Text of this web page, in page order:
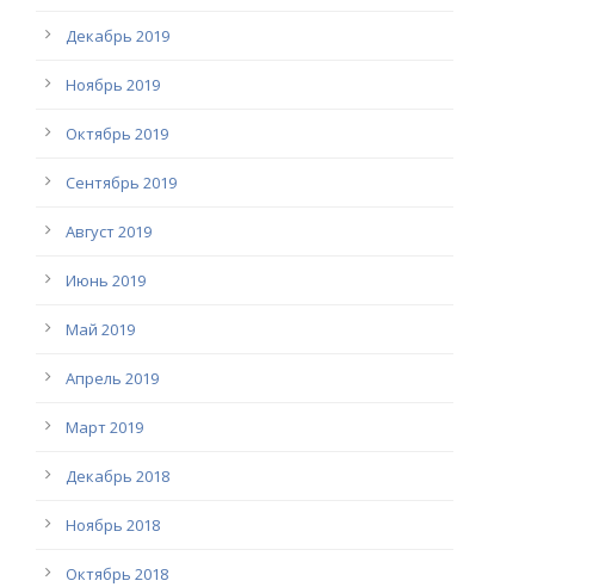
Декабрь 2019
Ноябрь 2019
Октябрь 2019
Сентябрь 2019
Август 2019
Июнь 2019
Май 2019
Апрель 2019
Март 2019
Декабрь 2018
Ноябрь 2018
Октябрь 2018